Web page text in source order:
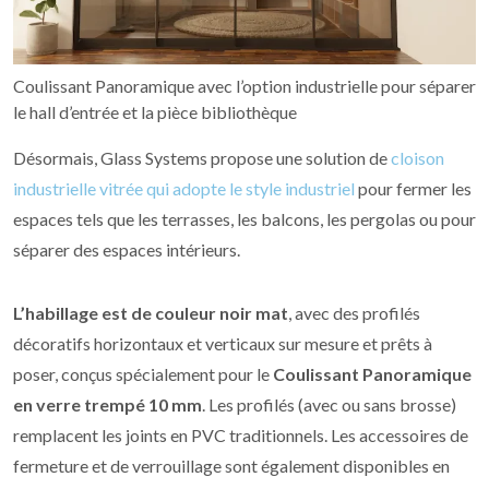
Coulissant Panoramique avec l’option industrielle pour séparer
le hall d’entrée et la pièce bibliothèque
Désormais, Glass Systems propose une solution decloison
industrielle vitrée qui adopte le style industriel pour fermer les
espaces tels que les terrasses, les balcons, les pergolas ou pour
séparer des espaces intérieurs.
L’habillage est de couleur noir mat, avec des profilés
décoratifs horizontaux et verticaux sur mesure et prêts à
poser, conçus spécialement pour le Coulissant Panoramique
en verre trempé 10 mm. Les profilés (avec ou sans brosse)
remplacent les joints en PVC traditionnels. Les accessoires de
fermeture et de verrouillage sont également disponibles en